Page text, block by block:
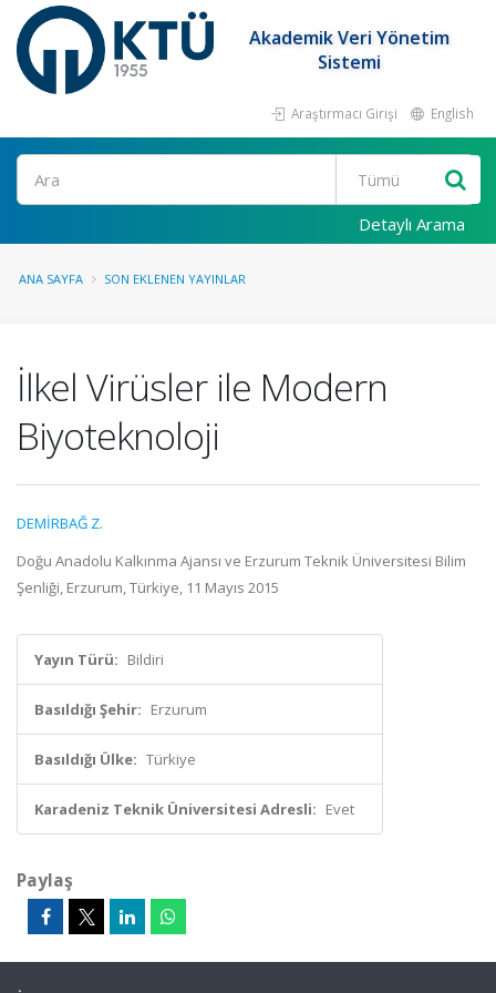
Akademik Veri Yönetim
Sistemi
Araştırmacı Girişi English
Ara
Detaylı Arama
ANA SAYFA SON EKLENEN YAYINLAR
İlkel Virüsler ile Modern
Biyoteknoloji
DEMİRBAĞ Z.
Doğu Anadolu Kalkınma Ajansı ve Erzurum Teknik Üniversitesi Bilim
Şenliği, Erzurum, Türkiye, 11 Mayıs 2015
Yayın Türü: Bildiri
Basıldığı Şehir: Erzurum
Basıldığı Ülke: Türkiye
Karadeniz Teknik Üniversitesi Adresli: Evet
Paylaş